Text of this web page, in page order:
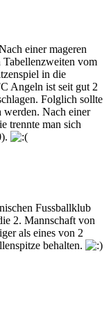
einer mageren
Tabellenzweiten vom
in die
Angeln ist seit gut 2
Folglich sollte
werden. Nach einer
trennte man sich
Fussballklub
2. Mannschaft von
als eines von 2
behalten.